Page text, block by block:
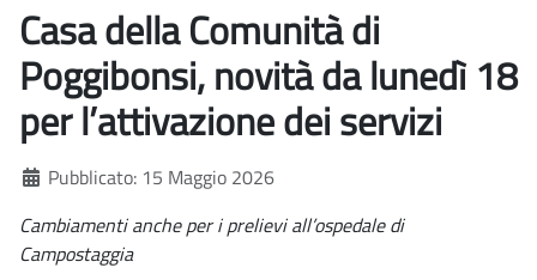
Casa della Comunità di
Poggibonsi, novità da lunedì 18
per l’attivazione dei servizi
Dettagli
Pubblicato: 15 Maggio 2026
Cambiamenti anche per i prelievi all’ospedale di
Campostaggia